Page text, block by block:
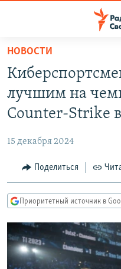
упрощенного
доступа
основному
Вернутся
Вернутся
поиску
ПРОГРАММЫ
ПОДКАСТЫ
АВТОРСКИЕ ПРОЕКТЫ
МНЕНИЯ
КУЛЬТУРА
КАВКАЗ.РЕАЛИИ
СЕВЕР.РЕАЛИИ
СИБИРЬ.РЕАЛИИ
НОВОСТИ
лучшим на
Counter-Strike
15 декабря 2024
Поделиться
Приоритетный источник в